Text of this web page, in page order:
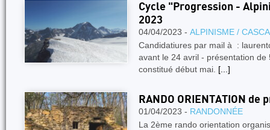
Cycle "Progression -
2023
04/04/2023 - ALPINISME /
Candidatiures par mail à :
avant le 24 avril - présentation
constitué début mai. [...]
RANDO ORIENTATION de
01/04/2023 - RANDONNÉE
La 2ème rando orientation